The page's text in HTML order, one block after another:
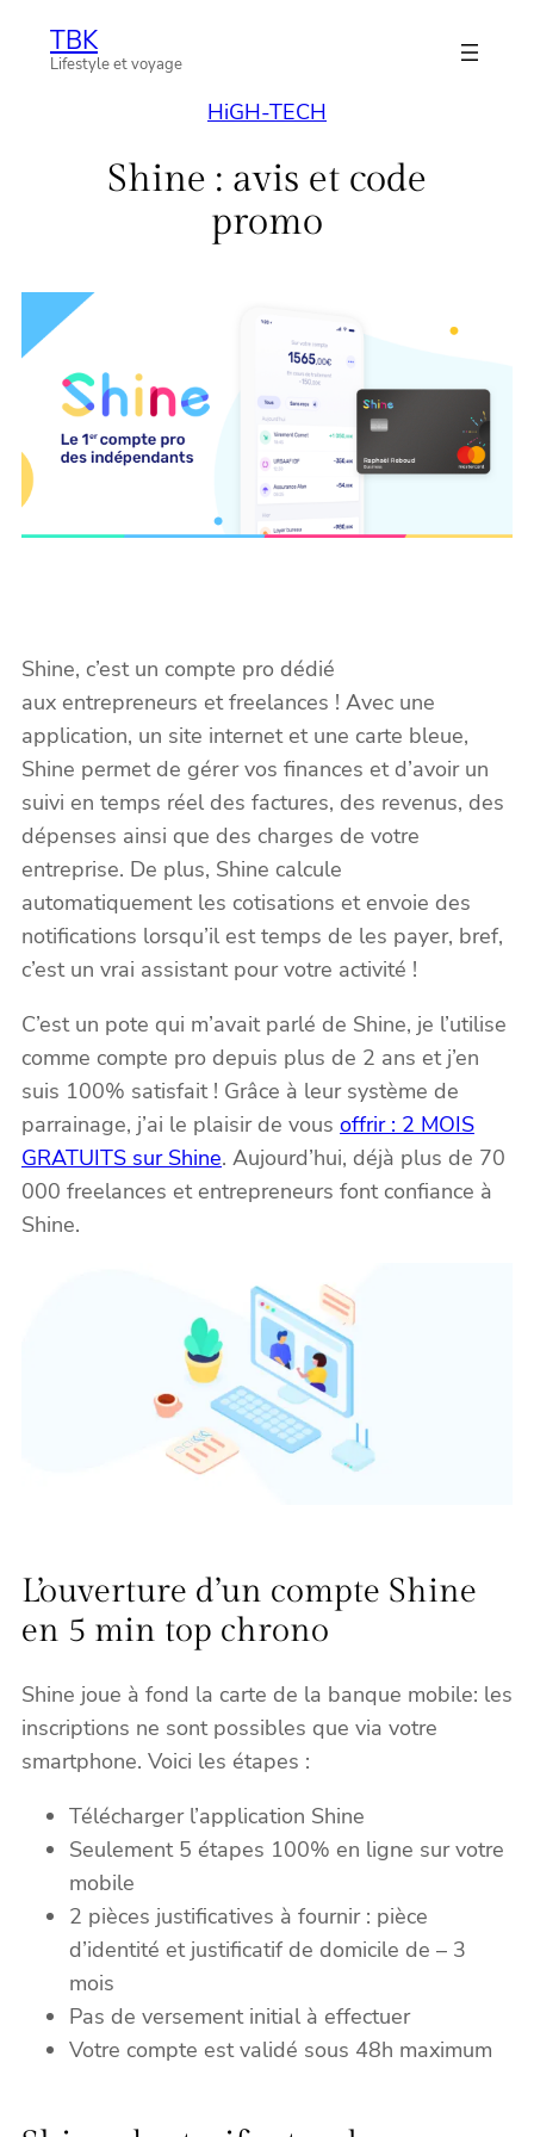
AllerTBK
Lifestyle et voyage
HiGH-TECH
Shine : avis et code
promo
Shine, c’est un compte pro dédié
aux entrepreneurs et freelances ! Avec une
application, un site internet et une carte bleue,
Shine permet de gérer vos finances et d’avoir un
suivi en temps réel des factures, des revenus, des
dépenses ainsi que des charges de votre
entreprise. De plus, Shine calcule
automatiquement les cotisations et envoie des
notifications lorsqu’il est temps de les payer, bref,
c’est un vrai assistant pour votre activité !
C’est un pote qui m’avait parlé de Shine, je l’utilise
comme compte pro depuis plus de 2 ans et j’en
suis 100% satisfait ! Grâce à leur système de
parrainage, j’ai le plaisir de vous offrir : 2 MOIS
GRATUITS sur Shine. Aujourd’hui, déjà plus de 70
000 freelances et entrepreneurs font confiance à
Shine.
L’ouverture d’un compte Shine
en 5 min top chrono
Shine joue à fond la carte de la banque mobile: les
inscriptions ne sont possibles que via votre
smartphone. Voici les étapes :
Télécharger l’application Shine
Seulement 5 étapes 100% en ligne sur votre
mobile
2 pièces justificatives à fournir : pièce
d’identité et justificatif de domicile de – 3
mois
Pas de versement initial à effectuer
Votre compte est validé sous 48h maximum